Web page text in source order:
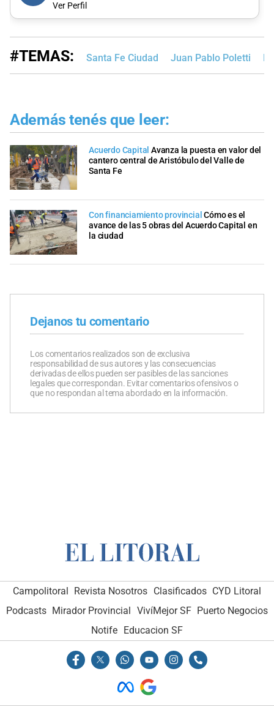
Ver Perfil
#TEMAS: Santa Fe Ciudad Juan Pablo Poletti
Además tenés que leer:
Acuerdo Capital Avanza la puesta en valor del
cantero central de Aristóbulo del Valle de
Santa Fe
Con financiamiento provincial Cómo es el
avance de las 5 obras del Acuerdo Capital en
la ciudad
Dejanos tu comentario
Los comentarios realizados son de exclusiva
responsabilidad de sus autores y las consecuencias
derivadas de ellos pueden ser pasibles de las sanciones
legales que correspondan. Evitar comentarios ofensivos o
que no respondan al tema abordado en la información.
Campolitoral Revista Nosotros Clasificados CYD Litoral
Podcasts Mirador Provincial VivíMejor SF Puerto Negocios
Notife Educacion SF